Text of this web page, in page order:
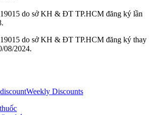
do sở KH & ĐT TP.HCM đăng ký lần
do sở KH & ĐT TP.HCM đăng ký thay
08/2024.
Weekly Discounts